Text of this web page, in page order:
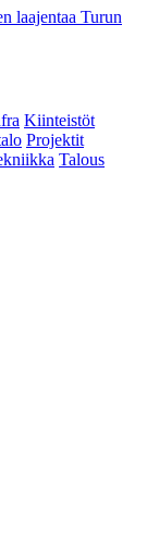
laajentaa Turun
Kiinteistöt
Projektit
Talous